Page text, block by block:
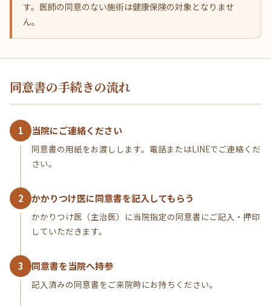
す。医師の同意のない施術は健康保険の対象となりませ
ん。
同意書の手続きの流れ
1 当院にご連絡ください
同意書の用紙をお渡しします。電話またはLINEでご連絡くだ
さい。
2 かかりつけ医に同意書を記入してもらう
かかりつけ医（主治医）に当院指定の同意書にご記入・押印
していただきます。
3 同意書を当院へ持参
記入済みの同意書をご来院時にお持ちください。